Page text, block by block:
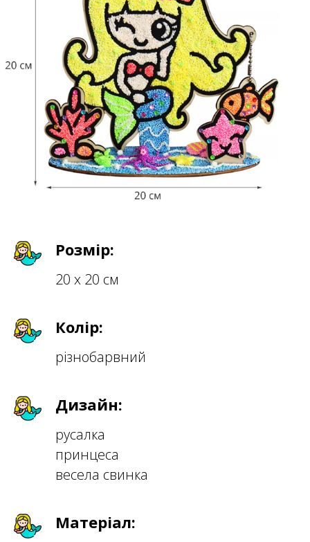
Розмір:
20 х 20 см
Колір:
різнобарвний
Дизайн:
русалка
принцеса
весела свинка
Матеріал: